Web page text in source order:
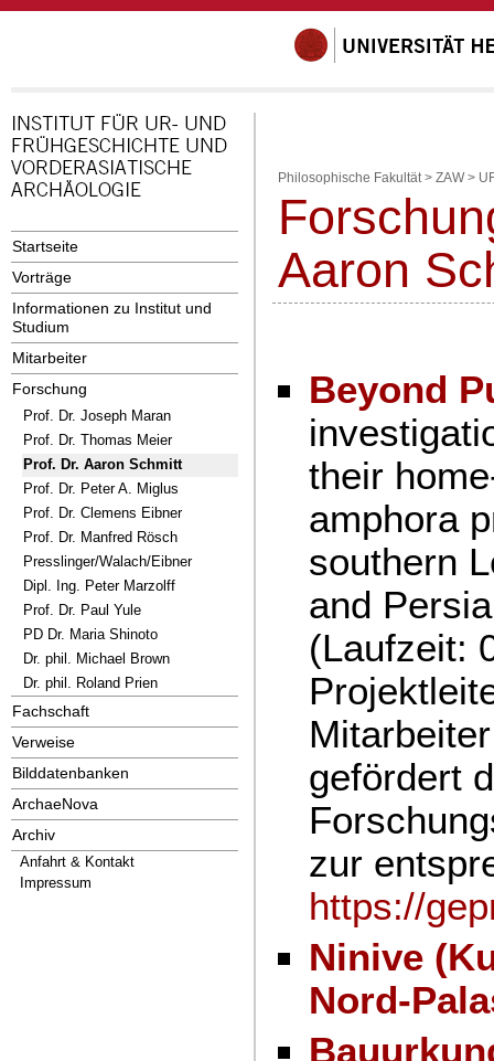
Startseite
Vorträge
Informationen zu Institut und
Studium
Mitarbeiter
Forschung
Prof. Dr. Joseph Maran
Prof. Dr. Thomas Meier
Prof. Dr. Aaron Schmitt
Prof. Dr. Peter A. Miglus
Prof. Dr. Clemens Eibner
Prof. Dr. Manfred Rösch
Presslinger/Walach/Eibner
Dipl. Ing. Peter Marzolff
Prof. Dr. Paul Yule
PD Dr. Maria Shinoto
Dr. phil. Michael Brown
Dr. phil. Roland Prien
Fachschaft
Verweise
Bilddatenbanken
ArchaeNova
Archiv
Anfahrt & Kontakt
Impressum
Philosophische Fakultät > ZAW >
Aaron
Beyond
their
amphora
southern
and
(Laufzeit:
gefördert
zur
https://
Ninive
Nord-